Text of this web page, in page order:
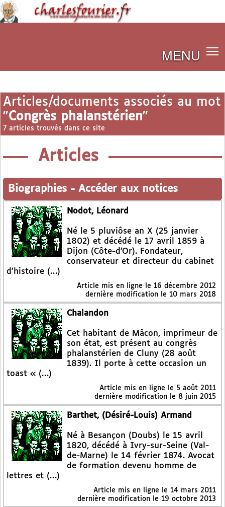
MENU
Articles/documents associés au mot
"Congrès phalanstérien"
7 articles trouvés dans ce site
Articles
Biographies - Accéder aux notices
Nodot, Léonard
Né le 5 pluviôse an X (25 janvier
1802) et décédé le 17 avril 1859 à
Dijon (Côte-d’Or). Fondateur,
conservateur et directeur du cabinet
d’histoire (…)
Article mis en ligne le 16 décembre 2012
dernière modification le 10 mars 2018
Chalandon
Cet habitant de Mâcon, imprimeur de
son état, est présent au congrès
phalanstérien de Cluny (28 août
1839). Il porte à cette occasion un
toast « (…)
Article mis en ligne le 5 août 2011
dernière modification le 8 juin 2015
Barthet, (Désiré-Louis) Armand
Né à Besançon (Doubs) le 15 avril
1820, décédé à Ivry-sur-Seine (Val-
de-Marne) le 14 février 1874. Avocat
de formation devenu homme de
lettres et (…)
Article mis en ligne le 14 mars 2011
dernière modification le 19 octobre 2013